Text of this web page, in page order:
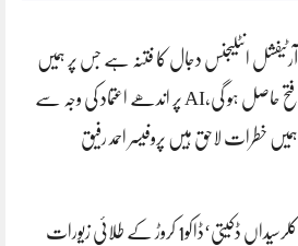
آرٹیفشل انٹلیجنس دجال کا فتنہ ہے جس پر ہمیں
فتح حاصل ہو گی،AI پر اندھے اعتماد کی وجہ سے
ہمیں خطرات لاحق ہیں پروفیسر احمد رفیق
کلرسیداں ڈکیتی‘ڈاکو1 کروڑ کے طلائی زیورات